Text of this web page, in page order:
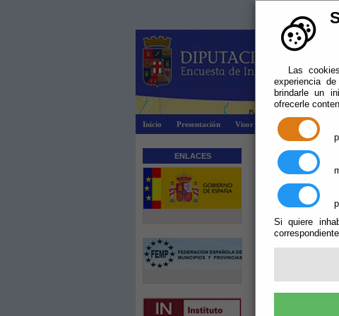
Las
experiencia
brindarle un
ofrecerle
Si quiere
Inicio Presentación Visor Dipalsit
ENLACES